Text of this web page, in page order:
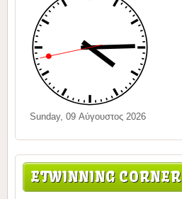
Sunday, 09 Αύγουστος 2026
ETWINNING CORNER